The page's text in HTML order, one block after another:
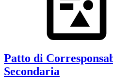
Patto di
Secondaria